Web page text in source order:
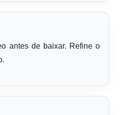
antes de baixar. Refine o